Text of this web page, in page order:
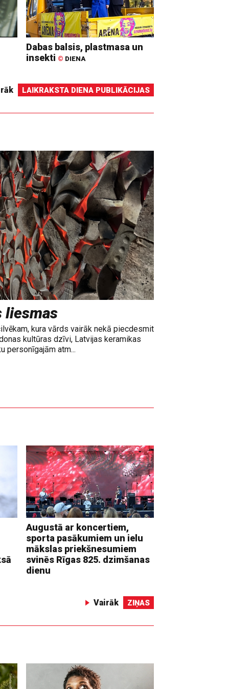
Dabas balsis, plastmasa un
insekti © DIENA
LAIKRAKSTA DIENA PUBLIKĀCIJAS
liesmas
kura vārds vairāk nekā piecdesmit
kultūras dzīvi, Latvijas keramikas
personīgajām atm...
Augustā ar koncertiem,
sporta pasākumiem un ielu
mākslas priekšnesumiem
svinēs Rīgas 825. dzimšanas
dienu
Vairāk ZIŅAS